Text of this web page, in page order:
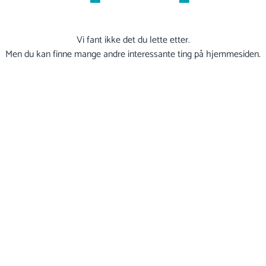
Vi fant ikke det du lette etter.
Men du kan finne mange andre interessante ting på hjemmesiden.